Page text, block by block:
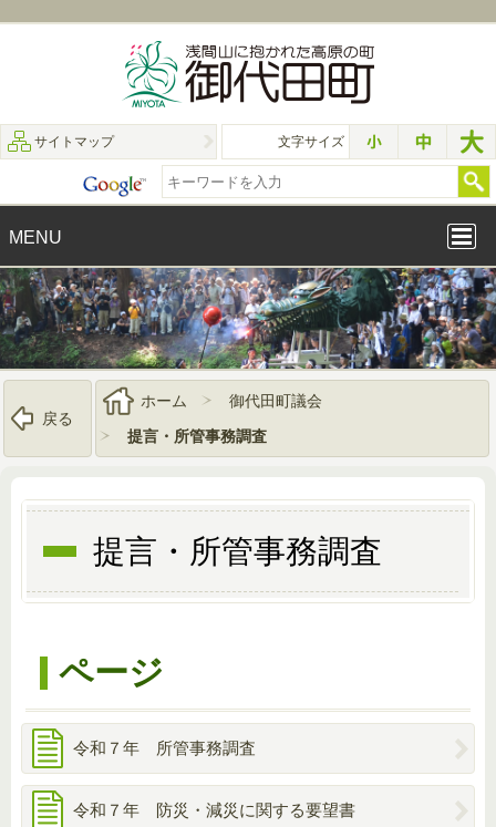
サイトマップ 文字サイズ
MENU
戻る
ホーム
御代田町議会
提言・所管事務調査
提言・所管事務調査
ページ
令和７年 所管事務調査
令和７年 防災・減災に関する要望書